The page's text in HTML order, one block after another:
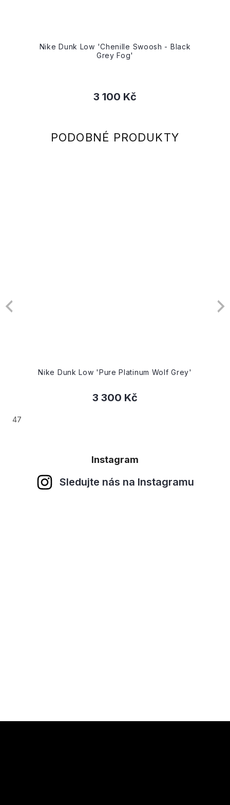
Nike Dunk Low 'Chenille Swoosh - Black
Grey Fog'
3 100 Kč
Nike Dunk Low 'Pure Platinum Wolf Grey'
3 300 Kč
47
Instagram
Sledujte nás na Instagramu